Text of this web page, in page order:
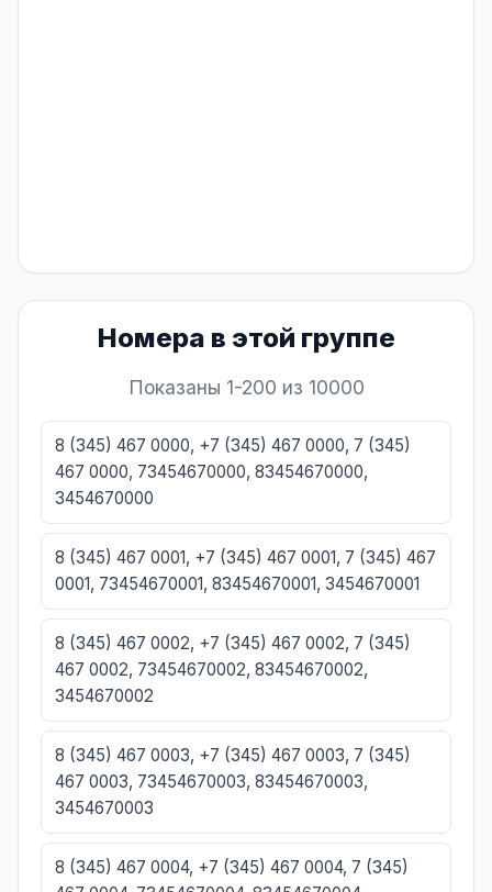
Номера в этой группе
Показаны 1-200 из 10000
8 (345) 467 0000, +7 (345) 467 0000, 7 (345)
467 0000, 73454670000, 83454670000,
3454670000
8 (345) 467 0001, +7 (345) 467 0001, 7 (345) 467
0001, 73454670001, 83454670001, 3454670001
8 (345) 467 0002, +7 (345) 467 0002, 7 (345)
467 0002, 73454670002, 83454670002,
3454670002
8 (345) 467 0003, +7 (345) 467 0003, 7 (345)
467 0003, 73454670003, 83454670003,
3454670003
8 (345) 467 0004, +7 (345) 467 0004, 7 (345)